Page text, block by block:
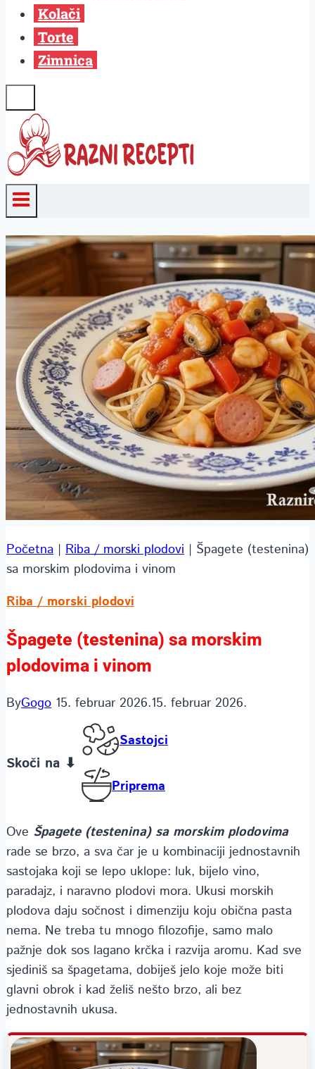
Kolači
Torte
Zimnica
Početna | Riba / morski plodovi | Špagete (testenina)
sa morskim plodovima i vinom
Riba / morski plodovi
Špagete (testenina) sa morskim
plodovima i vinom
ByGogo 15. februar 2026.15. februar 2026.
Skoči na ⬇
Sastojci
Priprema
Ove Špagete (testenina) sa morskim plodovima
rade se brzo, a sva čar je u kombinaciji jednostavnih
sastojaka koji se lepo uklope: luk, bijelo vino,
paradajz, i naravno plodovi mora. Ukusi morskih
plodova daju sočnost i dimenziju koju obična pasta
nema. Ne treba tu mnogo filozofije, samo malo
pažnje dok sos lagano krčka i razvija aromu. Kad sve
sjediniš sa špagetama, dobiješ jelo koje može biti
glavni obrok i kad želiš nešto brzo, ali bez
jednostavnih ukusa.